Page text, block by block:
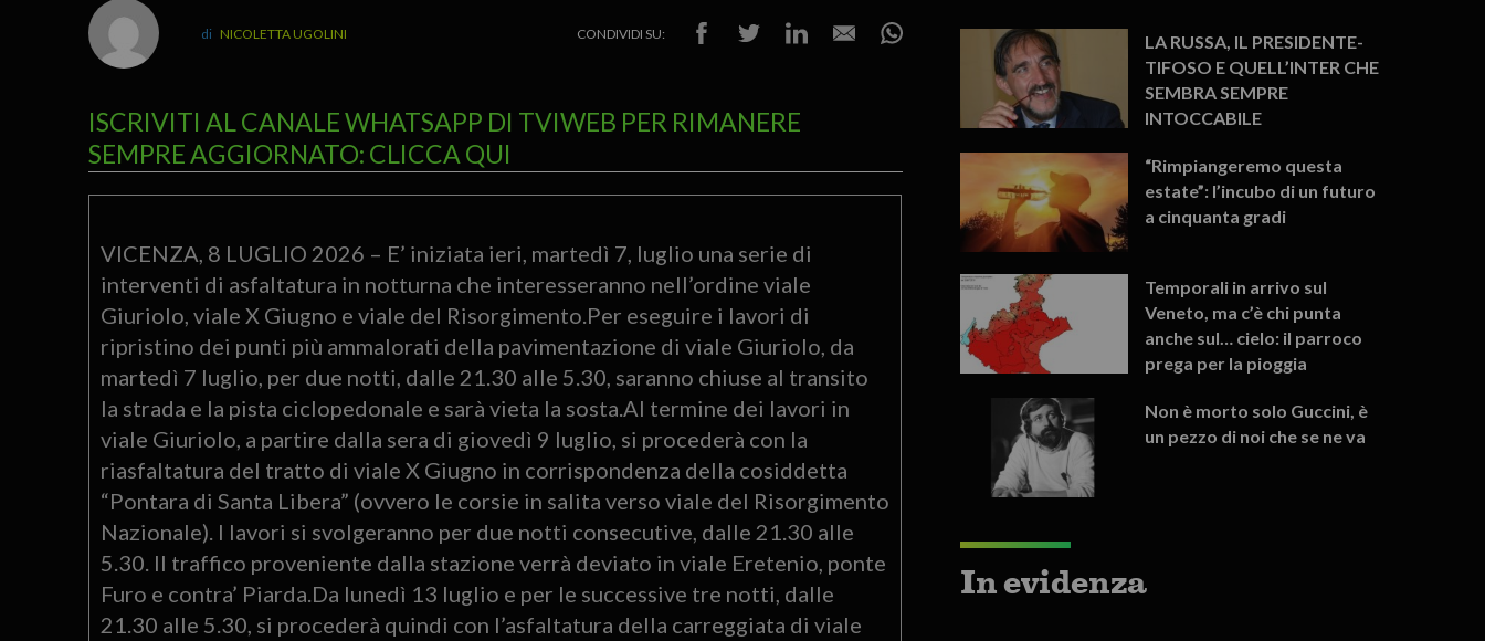
NICOLETTA UGOLINI CONDIVIDI SU:
ISCRIVITI AL CANALE WHATSAPP DI TVIWEB PER RIMANERE
SEMPRE AGGIORNATO: CLICCA QUI
VICENZA, 8 LUGLIO 2026 – E’ iniziata ieri, martedì 7, luglio una serie di
interventi di asfaltatura in notturna che interesseranno nell’ordine viale
Giuriolo, viale X Giugno e viale del Risorgimento.Per eseguire i lavori di
ripristino dei punti più ammalorati della pavimentazione di viale Giuriolo, da
martedì 7 luglio, per due notti, dalle 21.30 alle 5.30, saranno chiuse al transito
la strada e la pista ciclopedonale e sarà vieta la sosta.Al termine dei lavori in
viale Giuriolo, a partire dalla sera di giovedì 9 luglio, si procederà con la
riasfaltatura del tratto di viale X Giugno in corrispondenza della cosiddetta
“Pontara di Santa Libera” (ovvero le corsie in salita verso viale del Risorgimento
Nazionale). I lavori si svolgeranno per due notti consecutive, dalle 21.30 alle
5.30. Il traffico proveniente dalla stazione verrà deviato in viale Eretenio, ponte
Furo e contra’ Piarda.Da lunedì 13 luglio e per le successive tre notti, dalle
21.30 alle 5.30, si procederà quindi con l’asfaltatura della carreggiata di viale
LA RUSSA, IL PRESIDENTE-
TIFOSO E QUELL’INTER CHE
SEMBRA SEMPRE
INTOCCABILE
“Rimpiangeremo questa
estate”: l’incubo di un futuro
a cinquanta gradi
Temporali in arrivo sul
Veneto, ma c’è chi punta
anche sul… cielo: il parroco
prega per la pioggia
Non è morto solo Guccini, è
un pezzo di noi che se ne va
In evidenza